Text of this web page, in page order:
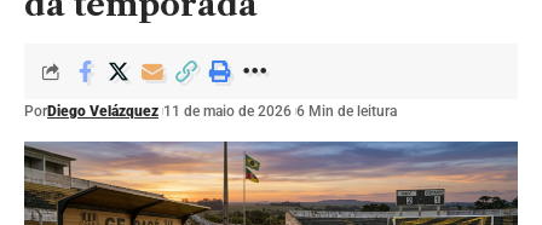
PorDiego Velázquez 11 de maio de 2026 6 Min de leitura